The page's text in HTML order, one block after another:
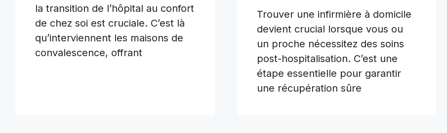
la transition de l’hôpital au confort
de chez soi est cruciale. C’est là
qu’interviennent les maisons de
convalescence, offrant
Trouver une infirmière à domicile
devient crucial lorsque vous ou
un proche nécessitez des soins
post-hospitalisation. C’est une
étape essentielle pour garantir
une récupération sûre